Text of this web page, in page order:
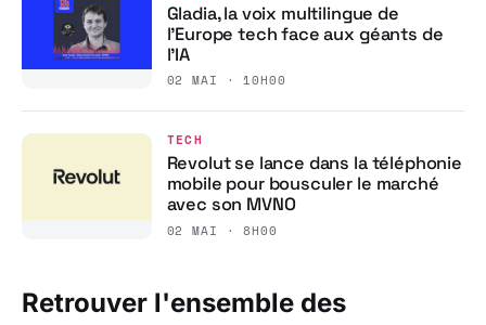
Gladia, la voix multilingue de
l’Europe tech face aux géants de
l’IA
02 MAI · 10H00
TECH
Revolut se lance dans la téléphonie
mobile pour bousculer le marché
avec son MVNO
02 MAI · 8H00
Retrouver l'ensemble des